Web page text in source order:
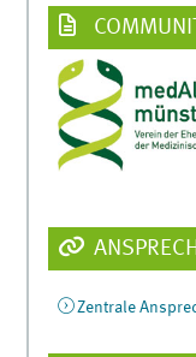
Zentrale